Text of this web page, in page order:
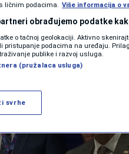
Više
ličnim podacima. Više informacija o
obrađujemo podatke
o tačnoj geolokaciji. Aktivno
pristupanje podacima na uređaju.
publike i razvoj usluga.
(pružalaca usluga)
svrhe